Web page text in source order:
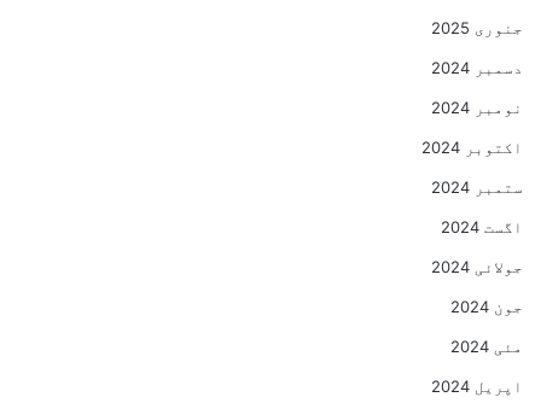
جنوری 2025
دسمبر 2024
نومبر 2024
اکتوبر 2024
ستمبر 2024
اگست 2024
جولائی 2024
جون 2024
مئی 2024
اپریل 2024